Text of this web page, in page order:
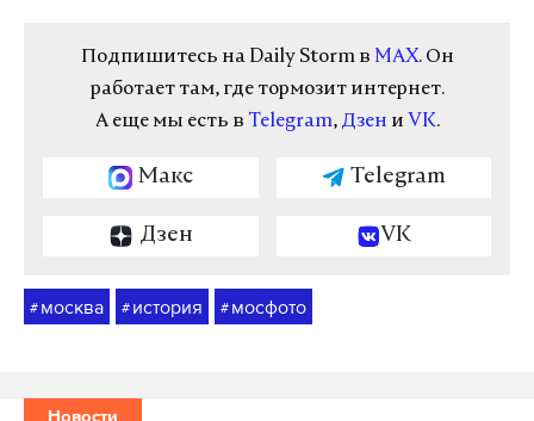
Подпишитесь на Daily Storm в MAX. Он
работает там, где тормозит интернет.
А еще мы есть в Telegram, Дзен и VK.
Макс Telegram
Дзен VK
# москва # история # мосфото
Новости